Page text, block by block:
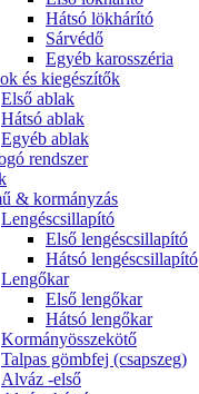
Hátsó lökhárító
Sárvédő
Egyéb karosszéria
és kiegészítők
Első ablak
Hátsó ablak
Egyéb ablak
rendszer
& kormányzás
Lengéscsillapító
Első lengéscsillapító
Hátsó lengéscsillapító
Lengőkar
Első lengőkar
Hátsó lengőkar
Kormányösszekötő
Talpas gömbfej (csapszeg)
Alváz -első